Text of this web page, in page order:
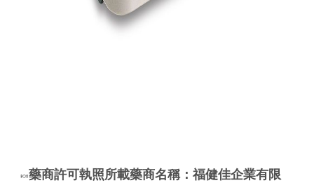
🍬藥商許可執照所載藥商名稱：福健佳企業有限